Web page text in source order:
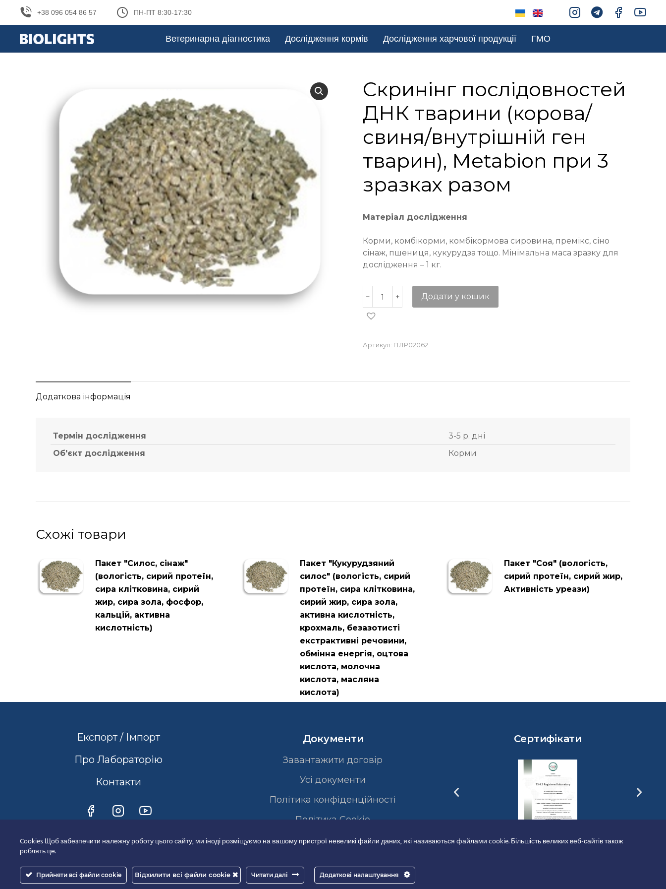
+38 096 054 86 57 ПН-ПТ 8:30-17:30
Ветеринарна діагностика Дослідження кормів Дослідження харчової продукції ГМО
Cкринінг послідовностей
ДНК тварини (корова/
свиня/внутрішній ген
тварин), Metabion при 3
зразках разом
Матеріал дослідження
Корми, комбікорми, комбікормова сировина, премікс, сіно
сінаж, пшениця, кукурудза тощо. Мінімальна маса зразку для
дослідження – 1 кг.
Додати у кошик
Артикул: ПЛР02062
Додаткова інформація
Термін дослідження
3-5 р. дні
Об'єкт дослідження
Корми
Схожі товари
Пакет "Силос, сінаж"
(вологість, сирий протеїн,
сира клітковина, сирий
жир, сира зола, фосфор,
кальцій, активна
кислотність)
Пакет "Кукурудзяний
силос" (вологість, сирий
протеїн, сира клітковина,
сирий жир, сира зола,
активна кислотність,
крохмаль, безазотисті
екстрактивні речовини,
обмінна енергія, оцтова
кислота, молочна
кислота, масляна
кислота)
Пакет "Соя" (вологість,
сирий протеїн, сирий жир,
Активність уреази)
Експорт / Імпорт
Про Лабораторію
Контакти
Документи
Завантажити договір
Усі документи
Політика конфіденційності
Полiтика Cookie
Сертифікати
Good-IT.com.ua for Biolights - All rights reserved.
Cookies Щоб забезпечити належну роботу цього сайту, ми іноді розміщуємо на вашому пристрої невеликі файли даних, які називаються файлами cookie. Більшість великих веб-сайтів також
роблять це.
Прийняти всі файли cookie Відхилити всі файли cookie Читати далі Додаткові налаштування